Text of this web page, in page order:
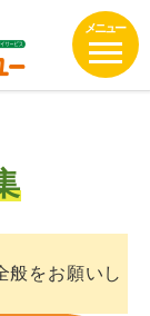
童発達
般をお願いし